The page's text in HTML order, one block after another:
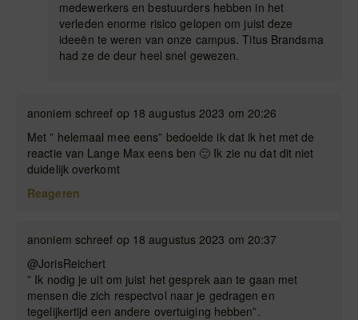
medewerkers en bestuurders hebben in het
verleden enorme risico gelopen om juist deze
ideeën te weren van onze campus. Titus Brandsma
had ze de deur heel snel gewezen.
anoniem schreef op 18 augustus 2023 om 20:26
Met ” helemaal mee eens” bedoelde ik dat ik het met de
reactie van Lange Max eens ben 🙂 Ik zie nu dat dit niet
duidelijk overkomt
Reageren
anoniem schreef op 18 augustus 2023 om 20:37
@JorisReichert
” Ik nodig je uit om juist het gesprek aan te gaan met
mensen die zich respectvol naar je gedragen en
tegelijkertijd een andere overtuiging hebben”.